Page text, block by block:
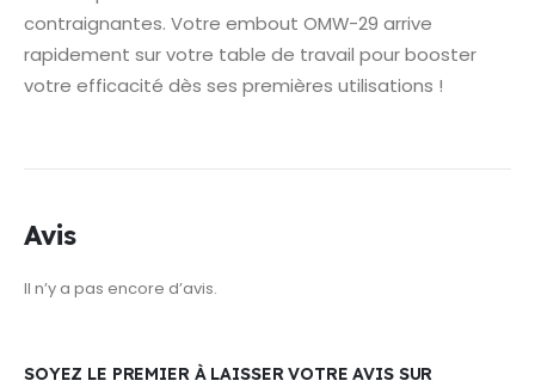
contraignantes. Votre embout OMW-29 arrive
rapidement sur votre table de travail pour booster
votre efficacité dès ses premières utilisations !
Avis
Il n’y a pas encore d’avis.
SOYEZ LE PREMIER À LAISSER VOTRE AVIS SUR